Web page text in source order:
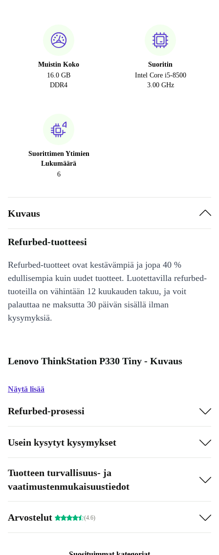
Muistin Koko
16.0 GB
DDR4
Suoritin
Intel Core i5-8500
3.00 GHz
Suorittimen Ytimien
Lukumäärä
6
Kuvaus
Refurbed-tuotteesi
Refurbed-tuotteet ovat kestävämpiä ja jopa 40 %
edullisempia kuin uudet tuotteet. Luotettavilla refurbed-
tuoteilla on vähintään 12 kuukauden takuu, ja voit
palauttaa ne maksutta 30 päivän sisällä ilman
kysymyksiä.
Lenovo ThinkStation P330 Tiny - Kuvaus
Näytä lisää
Refurbed-prosessi
Usein kysytyt kysymykset
Tuotteen turvallisuus- ja
vaatimustenmukaisuustiedot
Arvostelut (4.6)